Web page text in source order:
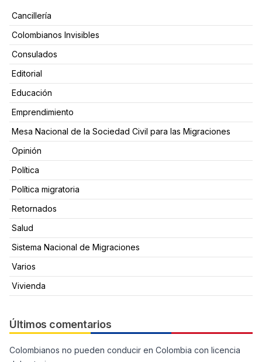
Cancillería
Colombianos Invisibles
Consulados
Editorial
Educación
Emprendimiento
Mesa Nacional de la Sociedad Civil para las Migraciones
Opinión
Política
Política migratoria
Retornados
Salud
Sistema Nacional de Migraciones
Varios
Vivienda
Últimos comentarios
Colombianos no pueden conducir en Colombia con licencia